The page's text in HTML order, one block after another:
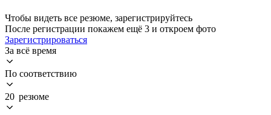
Чтобы видеть все резюме, зарегистрируйтесь
После регистрации покажем ещё 3 и откроем фото
Зарегистрироваться
За всё время
По соответствию
20 резюме